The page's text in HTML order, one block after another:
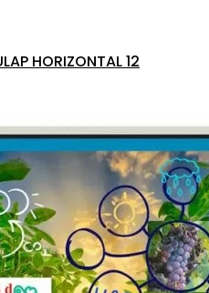
HORIZONTAL 12